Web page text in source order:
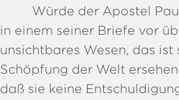
Würde der Apostel
in einem seiner Briefe vor
unsichtbares Wesen, das
Schöpfung der Welt
daß sie keine